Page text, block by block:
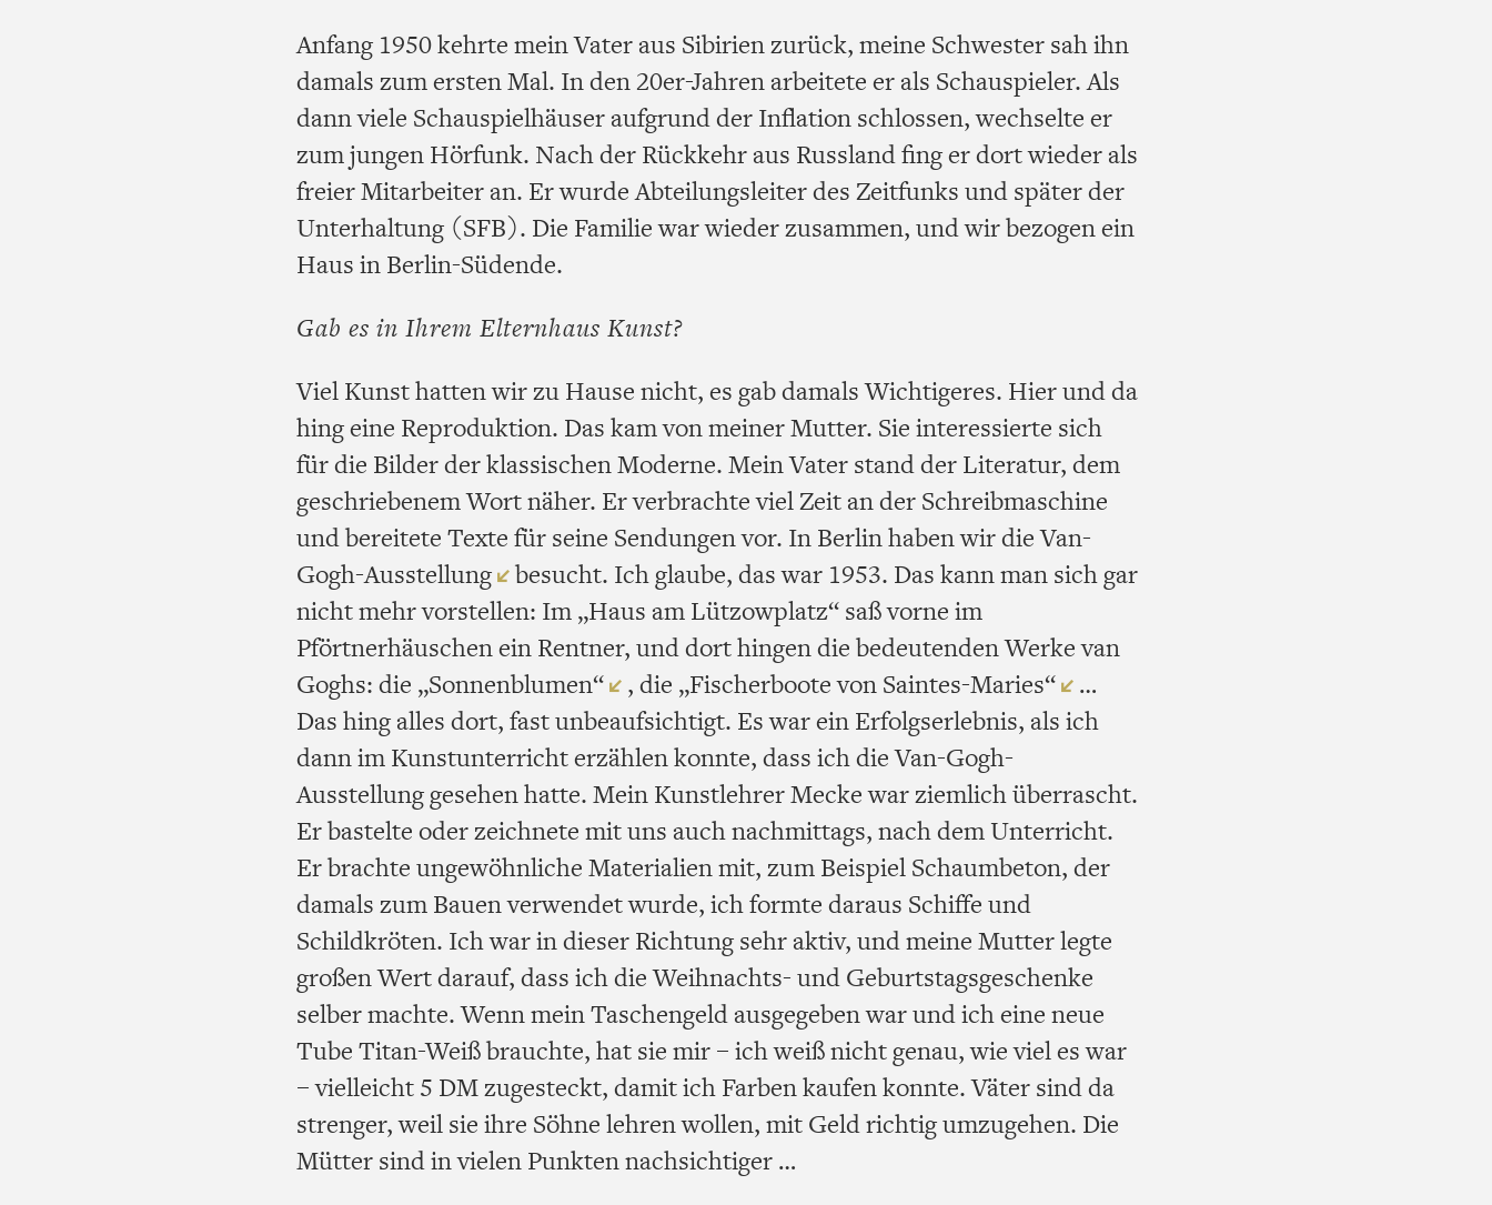
Anfang 1950 kehrte mein Vater aus Sibirien zurück, meine Schwester sah ihn
damals zum ersten Mal. In den 20er-Jahren arbeitete er als Schauspieler. Als
dann viele Schauspielhäuser aufgrund der Inflation schlossen, wechselte er
zum jungen Hörfunk. Nach der Rückkehr aus Russland fing er dort wieder als
freier Mitarbeiter an. Er wurde Abteilungsleiter des Zeitfunks und später der
Unterhaltung (SFB). Die Familie war wieder zusammen, und wir bezogen ein
Haus in Berlin-Südende.
Gab es in Ihrem Elternhaus Kunst?
Viel Kunst hatten wir zu Hause nicht, es gab damals Wichtigeres. Hier und da
hing eine Reproduktion. Das kam von meiner Mutter. Sie interessierte sich
für die Bilder der klassischen Moderne. Mein Vater stand der Literatur, dem
geschriebenem Wort näher. Er verbrachte viel Zeit an der Schreibmaschine
und bereitete Texte für seine Sendungen vor. In Berlin haben wir die Van-
Gogh-Ausstellung
besucht. Ich glaube, das war 1953. Das kann man sich gar
nicht mehr vorstellen: Im „Haus am Lützowplatz“ saß vorne im
Pförtnerhäuschen ein Rentner, und dort hingen die bedeutenden Werke van
Goghs: die „Sonnenblumen“
, die „Fischerboote von Saintes-Maries“
…
Das hing alles dort, fast unbeaufsichtigt. Es war ein Erfolgserlebnis, als ich
dann im Kunstunterricht erzählen konnte, dass ich die Van-Gogh-
Ausstellung gesehen hatte. Mein Kunstlehrer Mecke war ziemlich überrascht.
Er bastelte oder zeichnete mit uns auch nachmittags, nach dem Unterricht.
Er brachte ungewöhnliche Materialien mit, zum Beispiel Schaumbeton, der
damals zum Bauen verwendet wurde, ich formte daraus Schiffe und
Schildkröten. Ich war in dieser Richtung sehr aktiv, und meine Mutter legte
großen Wert darauf, dass ich die Weihnachts- und Geburtstagsgeschenke
selber machte. Wenn mein Taschengeld ausgegeben war und ich eine neue
Tube Titan-Weiß brauchte, hat sie mir – ich weiß nicht genau, wie viel es war
– vielleicht 5 DM zugesteckt, damit ich Farben kaufen konnte. Väter sind da
strenger, weil sie ihre Söhne lehren wollen, mit Geld richtig umzugehen. Die
Mütter sind in vielen Punkten nachsichtiger …